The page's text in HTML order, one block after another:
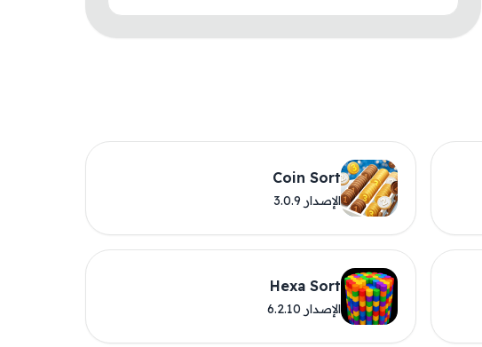
Coin Sort
الإصدار 3.0.9
Hexa Sort
الإصدار 6.2.10